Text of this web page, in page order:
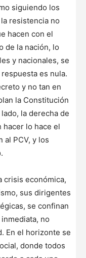
siguiendo los
resistencia no
hacen con el
de la nación, lo
y nacionales, se
es nula.
y no tan en
la Constitución
la derecha de
lo hace el
al PCV, y los
crisis económica,
sus dirigentes
se confinan
no
En el horizonte se
donde todos